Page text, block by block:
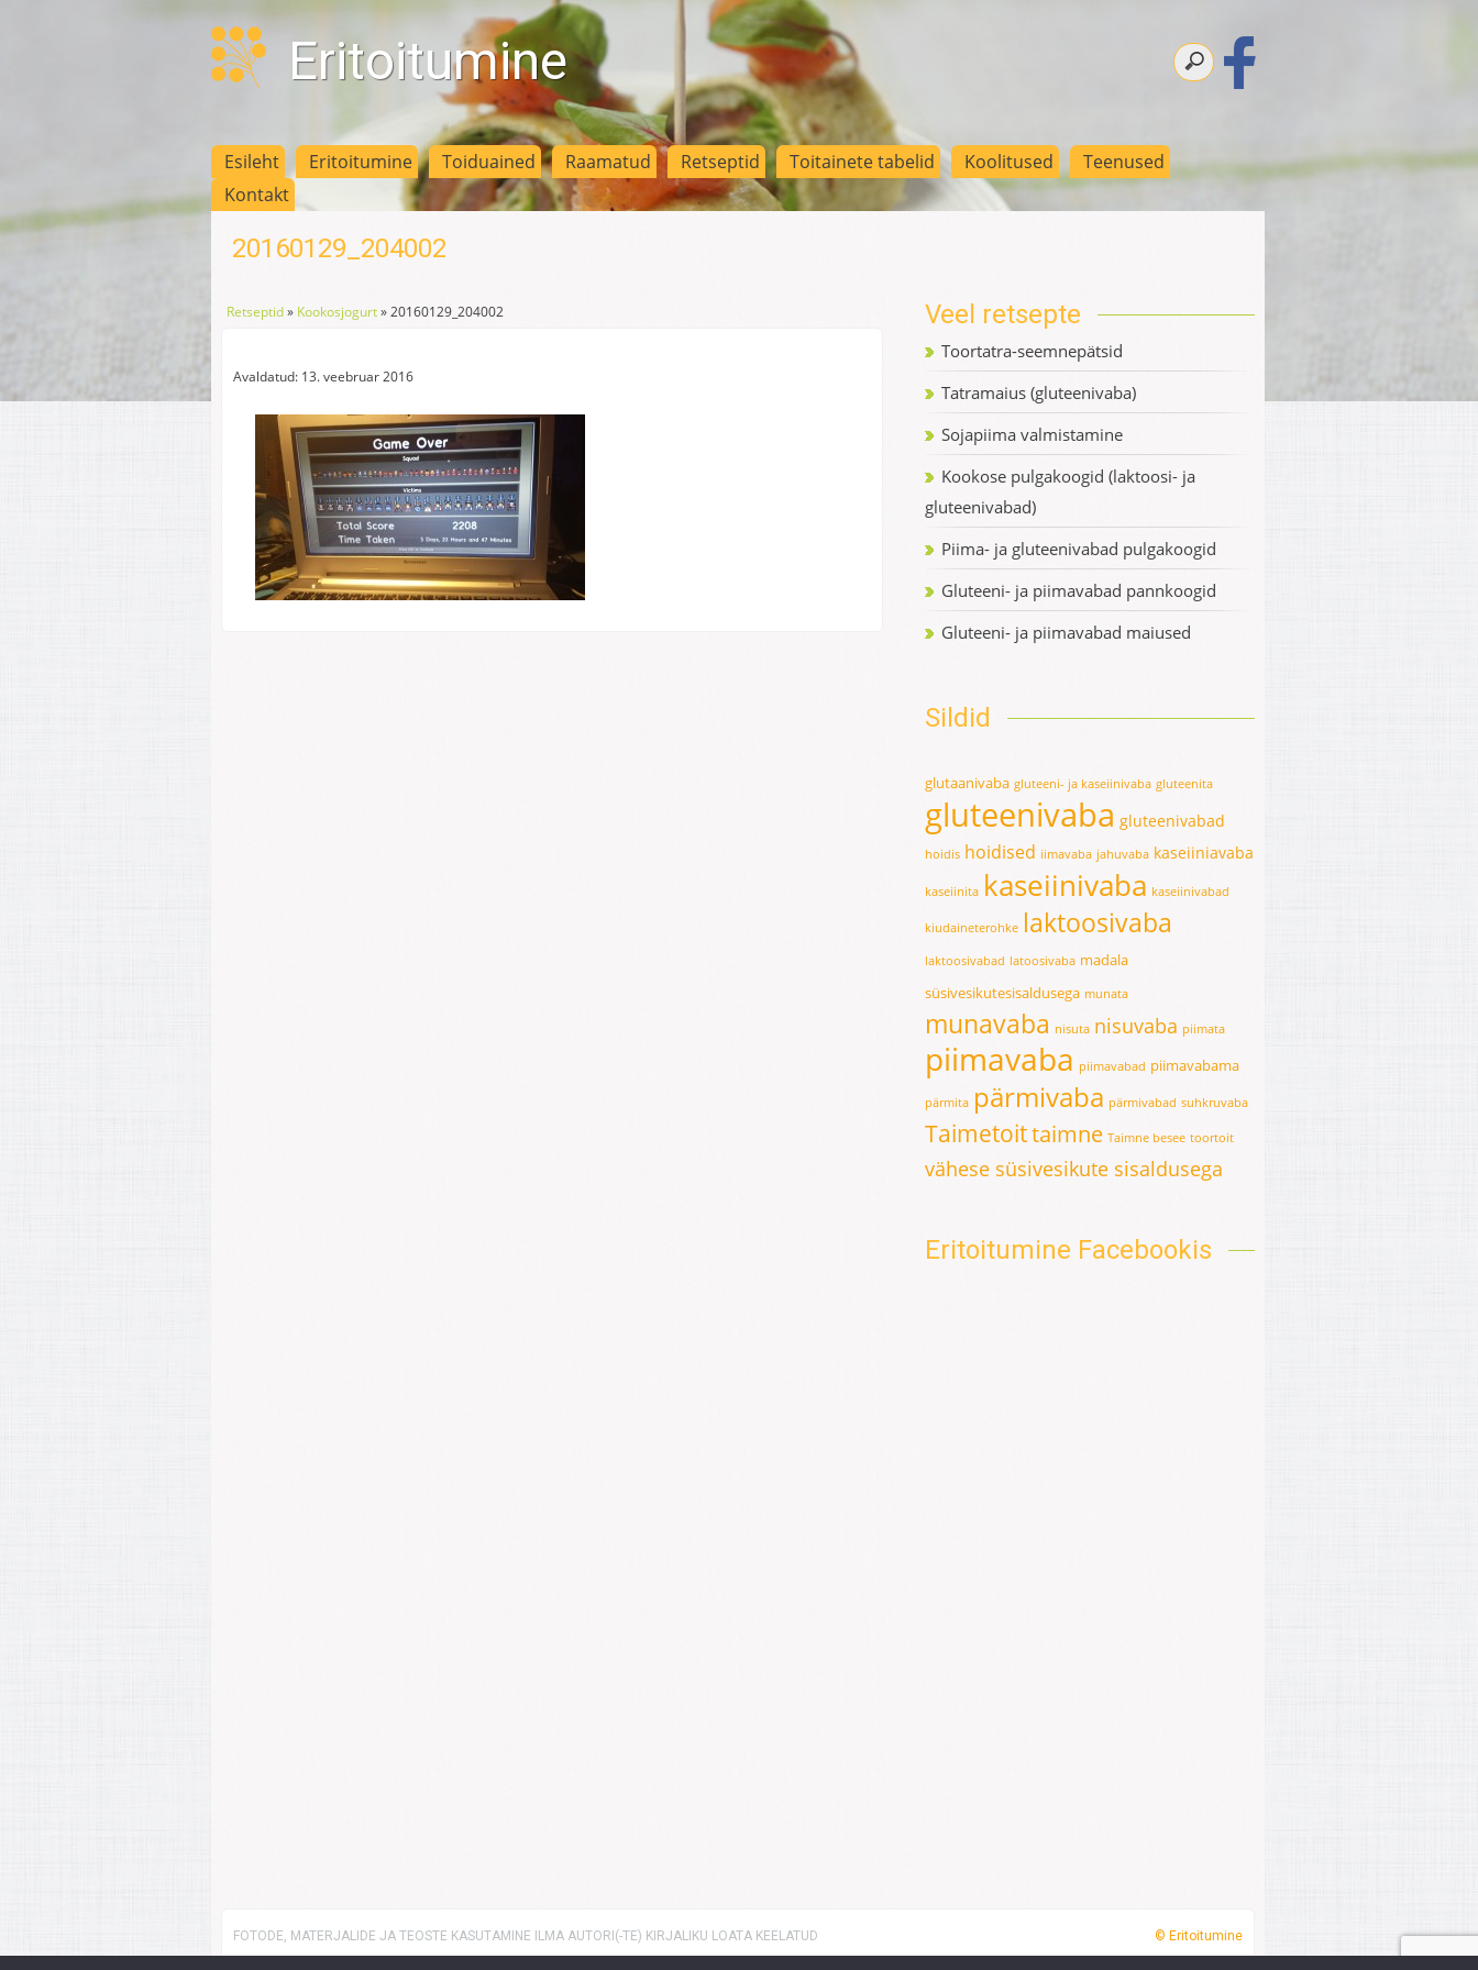
Eritoitumine
Esileht Eritoitumine Toiduained Raamatud Retseptid Toitainete tabelid Koolitused
Teenused
Kontakt
20160129_204002
Retseptid» Kookosjogurt»20160129_204002
Avaldatud: 13. veebruar 2016
Veel retsepte
Toortatra-seemnepätsid
Tatramaius (gluteenivaba)
Sojapiima valmistamine
Kookose pulgakoogid (laktoosi- ja
gluteenivabad)
Piima- ja gluteenivabad pulgakoogid
Gluteeni- ja piimavabad pannkoogid
Gluteeni- ja piimavabad maiused
Sildid
glutaanivaba gluteeni- ja kaseiinivaba gluteenita
gluteenivaba gluteenivabad
hoidis hoidised iimavaba jahuvaba kaseiiniavaba
kaseiinita kaseiinivaba kaseiinivabad
kiudaineterohke laktoosivaba
laktoosivabad latoosivaba madala
süsivesikutesisaldusega munata
munavaba nisuta nisuvaba piimata
piimavaba piimavabad piimavabama
pärmita pärmivaba pärmivabad suhkruvaba
Taimetoittaimne Taimne besee toortoit
vähese süsivesikute sisaldusega
Eritoitumine Facebookis
FOTODE, MATERJALIDE JA TEOSTE KASUTAMINE ILMA AUTORI(-TE) KIRJALIKU LOATA KEELATUD © Eritoitumine